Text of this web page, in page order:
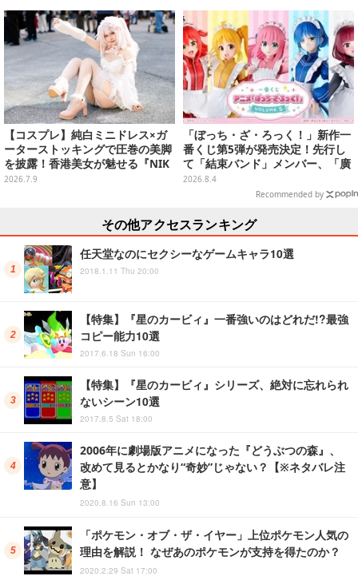
【コスプレ】純白ミニドレス×ガ
ーターストッキングで圧巻の美脚
を披露！香港美女が魅せる『NIK
KE』アリスが小悪魔で可愛い【写
2026.7.9
「ぼっち・ざ・ろっく！」新作一
番くじ第5弾が発売決定！先行し
て「結束バンド」メンバー、「廣
井きくり」のメイド衣装フィギュ
2026.8.4
Recommended by
その他アクセスランキング
任天堂なのにセクシーなゲームキャラ10選
2018.1.11 Thu 20:00
【特集】『星のカービィ』一番強いのはどれだ!?最強
コピー能力10選
2017.6.18 Sun 16:00
【特集】『星のカービィ』シリーズ、絶対に忘れられ
ないシーン10選
2017.8.5 Sat 18:00
2006年に劇場版アニメになった『どうぶつの森』、
改めて見るとかなり“奇妙”じゃない？【※ネタバレ注
意】
2020.8.16 Sun 13:00
「ポケモン・オブ・ザ・イヤー」上位ポケモン人気の
理由を解説！ なぜあのポケモンが支持を得たのか？
2020.2.29 Sat 17:00